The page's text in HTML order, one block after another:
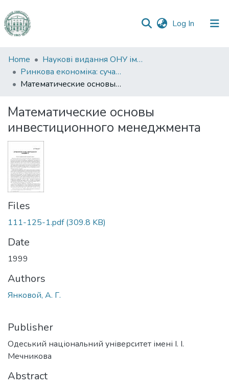
Log In (current)
Communities
&
Collections
Statistics
Home
Наукові видання ОНУ імені І. І. Мечникова
Ринкова економіка: сучасна теорія і практика управління
Математические основы инвестиционного менеджмента
Математические основы
инвестиционного менеджмента
Files
111-125-1.pdf(309.8 KB)
Date
1999
Authors
Янковой, А. Г.
Publisher
Одеський національний університет імені І. І.
Мечникова
Abstract